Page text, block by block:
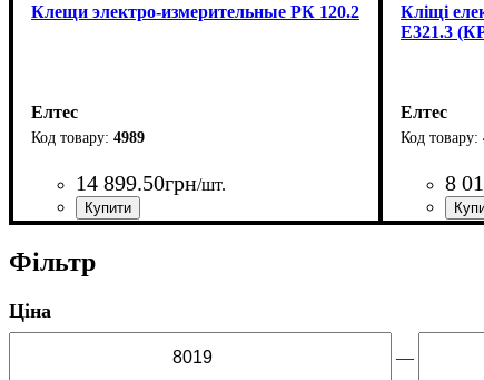
Клещи электро-измерительные РК 120.2
Елтес
4989
14 899.50грн/шт.
Країна-виробник: Україна
Кліщі
Е321.3
Елтес
8
Країна-
Фільтр
Ціна
—